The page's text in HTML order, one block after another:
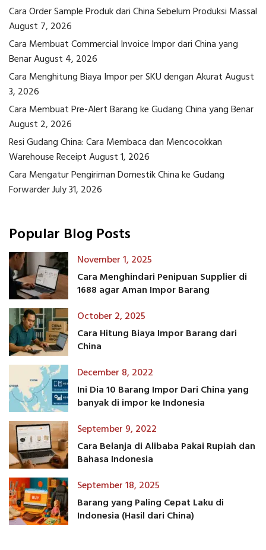
Cara Order Sample Produk dari China Sebelum Produksi Massal
August 7, 2026
Cara Membuat Commercial Invoice Impor dari China yang
BenarAugust 4, 2026
Cara Menghitung Biaya Impor per SKU dengan AkuratAugust
3, 2026
Cara Membuat Pre-Alert Barang ke Gudang China yang Benar
August 2, 2026
Resi Gudang China: Cara Membaca dan Mencocokkan
Warehouse ReceiptAugust 1, 2026
Cara Mengatur Pengiriman Domestik China ke Gudang
ForwarderJuly 31, 2026
Popular Blog Posts
November 1, 2025
Cara Menghindari Penipuan Supplier di
1688 agar Aman Impor Barang
October 2, 2025
Cara Hitung Biaya Impor Barang dari
China
December 8, 2022
Ini Dia 10 Barang Impor Dari China yang
banyak di impor ke Indonesia
September 9, 2022
Cara Belanja di Alibaba Pakai Rupiah dan
Bahasa Indonesia
September 18, 2025
Barang yang Paling Cepat Laku di
Indonesia (Hasil dari China)